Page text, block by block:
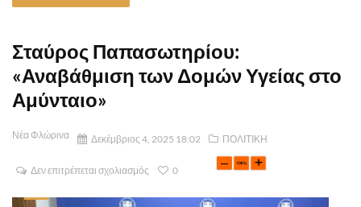
Σταύρος Παπασωτηρίου:
«Αναβάθμιση των Δομών Υγείας στο
Αμύνταιο»
Νέα Φλώρινα Δεκέμβριος 4, 2025 18:02 ΠΟΛΙΤΙΚΗ
Δεν επιτρέπεται σχολιασμός 0